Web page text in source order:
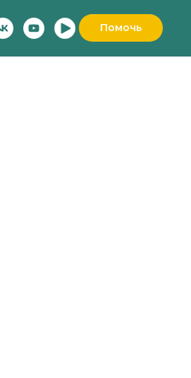
Помочь